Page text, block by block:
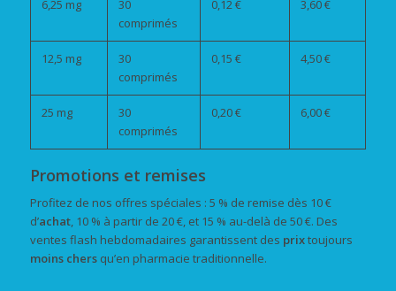
6,25 mg
30
comprimés
0,12 € 3,60 €
12,5 mg
30
comprimés
0,15 € 4,50 €
25 mg
30
comprimés
0,20 € 6,00 €
Promotions et remises
Profitez de nos offres spéciales : 5 % de remise dès 10 €
d’achat, 10 % à partir de 20 €, et 15 % au-delà de 50 €. Des
ventes flash hebdomadaires garantissent des prixtoujours
moins chersqu’en pharmacie traditionnelle.